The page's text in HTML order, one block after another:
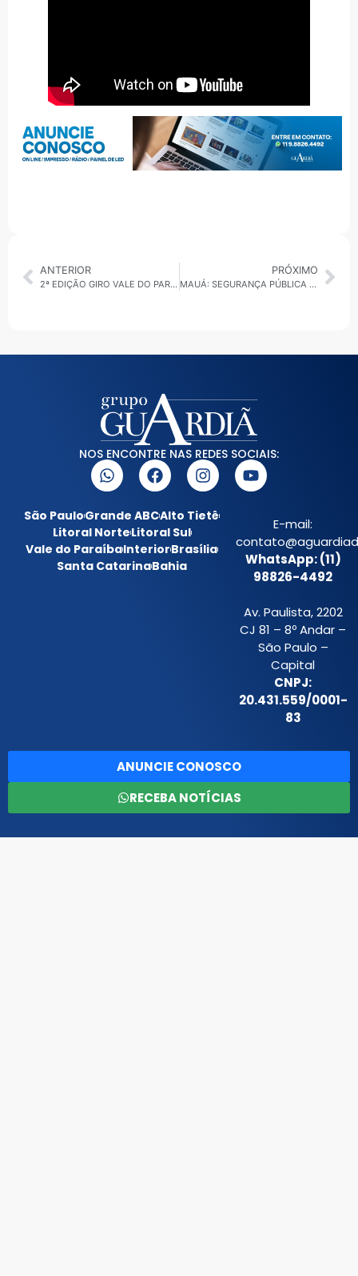
ANTERIOR
2ª EDIÇÃO GIRO VALE DO PARAÍBA 23/01/2026: TURISMO E INVESTIMENTOS
PRÓXIMO
MAUÁ: SEGURANÇA PÚBLICA MELHORA NA CIDADE EM 2025 COM TECNOLOGIA DIGITAL E AUMENTO DE EFETIVO DA GCM
NOS ENCONTRE NAS REDES SOCIAIS:
São PauloGrande ABCAlto Tietê
Litoral NorteLitoral Sul
Vale do ParaíbaInteriorBrasília
Santa CatarinaBahia
E-mail:
WhatsApp: (11)
98826-4492
Av. Paulista, 2202
CJ 81 – 8º Andar –
São Paulo –
Capital
CNPJ:
20.431.559/0001-
83
ANUNCIE CONOSCO
RECEBA NOTÍCIAS